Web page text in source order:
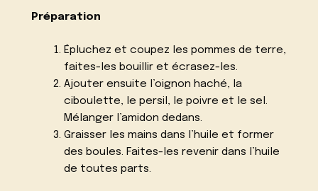
Préparation
Épluchez et coupez les pommes de terre,
faites-les bouillir et écrasez-les.
Ajouter ensuite l’oignon haché, la
ciboulette, le persil, le poivre et le sel.
Mélanger l’amidon dedans.
Graisser les mains dans l’huile et former
des boules. Faites-les revenir dans l’huile
de toutes parts.